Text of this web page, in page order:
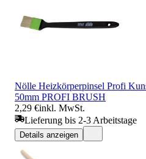
Nölle Heizkörperpinsel Profi
50mm PROFI BRUSH
2,29 €inkl. MwSt.
Lieferung bis 2-3 Arbeitstage
Details anzeigen